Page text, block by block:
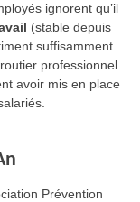
ignorent qu’il
(stable depuis
suffisamment
professionnel
avoir mis en place
Prévention